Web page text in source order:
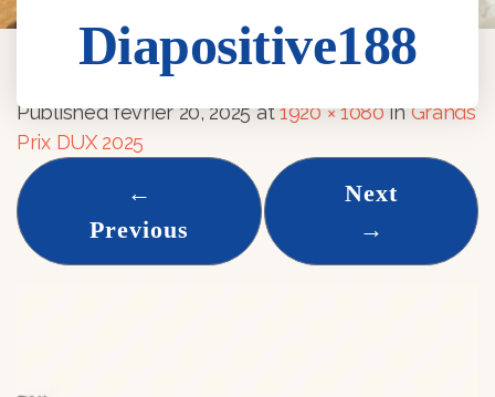
Diapositive188
Diapositive188
Publishedfévrier 20, 2025at1920 × 1080inGrands
Prix DUX 2025
←
Previous
Next
→